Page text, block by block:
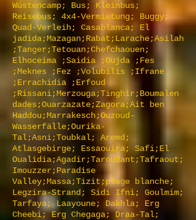
Wüstencamp; Bus; Kleinbus;
Reisebus; 4x4-Vermietung; Buggy;
Quad-Verleih; Casablanca; El
jadida;Mazagan;Rabat;Larache;Asilah
;Tanger;Tetouan;Chefchaouen;
Elhoceima ;Saidia ;Oujda ;Fes
;Meknes ;Fez ;Volubilis ;Ifrane
;Errachidia ;Erfoud
;Rissani;Merzouga;Tinghir;Boumalen
dades;Ouarzazate;Zagora;Ait ben
Haddou;Marrakesch;Ouzoud-
Wasserfälle;Ourika-
Tal;Asni;Toubkal; Aremd;
Atlasgebirge; Essaouira; Safi;El
Oualidia;Agadir;Taroudant;Tafraout;
Imouzzer;Paradise
Valley;Massa;Tizit;plage blanche;
Legzira-Strand; Sidi Ifni; Goulmim;
Tarfaya; Laayoune; Dakhla; Erg
Cheebi; Erg Chegaga; Draa-Tal;